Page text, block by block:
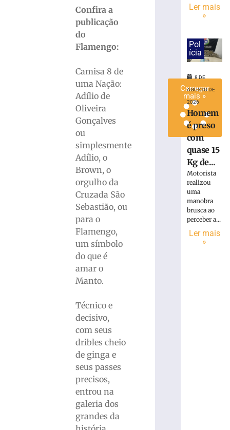
Confira a
publicação
do
Flamengo:
Camisa 8 de
uma Nação:
Adílio de
Oliveira
Gonçalves
ou
simplesmente
Adílio, o
Brown, o
orgulho da
Cruzada São
Sebastião, ou
para o
Flamengo,
um símbolo
do que é
amar o
Manto.
Técnico e
decisivo,
com seus
dribles cheio
de ginga e
seus passes
precisos,
entrou na
galeria dos
grandes da
Carregar
mais »
Ler mais
»
Pol
ícia
8 DE
AGOSTO DE
2026
Homem
é preso
com
quase 15
Kg de...
Motorista
realizou
uma
manobra
brusca ao
perceber a...
Ler mais
»